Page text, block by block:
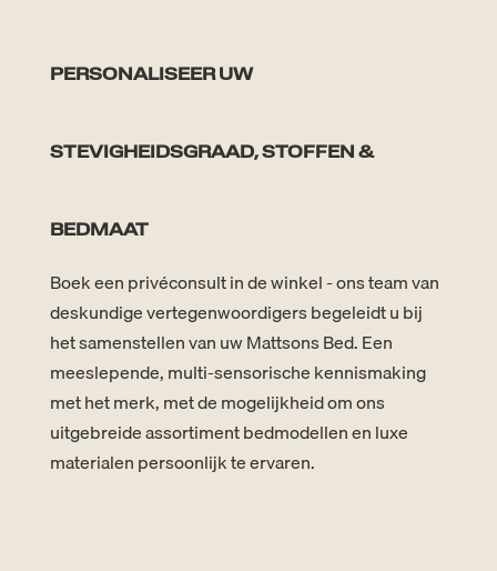
PERSONALISEER UW
STEVIGHEIDSGRAAD, STOFFEN &
BEDMAAT
Boek een privéconsult in de winkel - ons team van
deskundige vertegenwoordigers begeleidt u bij
het samenstellen van uw Mattsons Bed. Een
meeslepende, multi-sensorische kennismaking
met het merk, met de mogelijkheid om ons
uitgebreide assortiment bedmodellen en luxe
materialen persoonlijk te ervaren.